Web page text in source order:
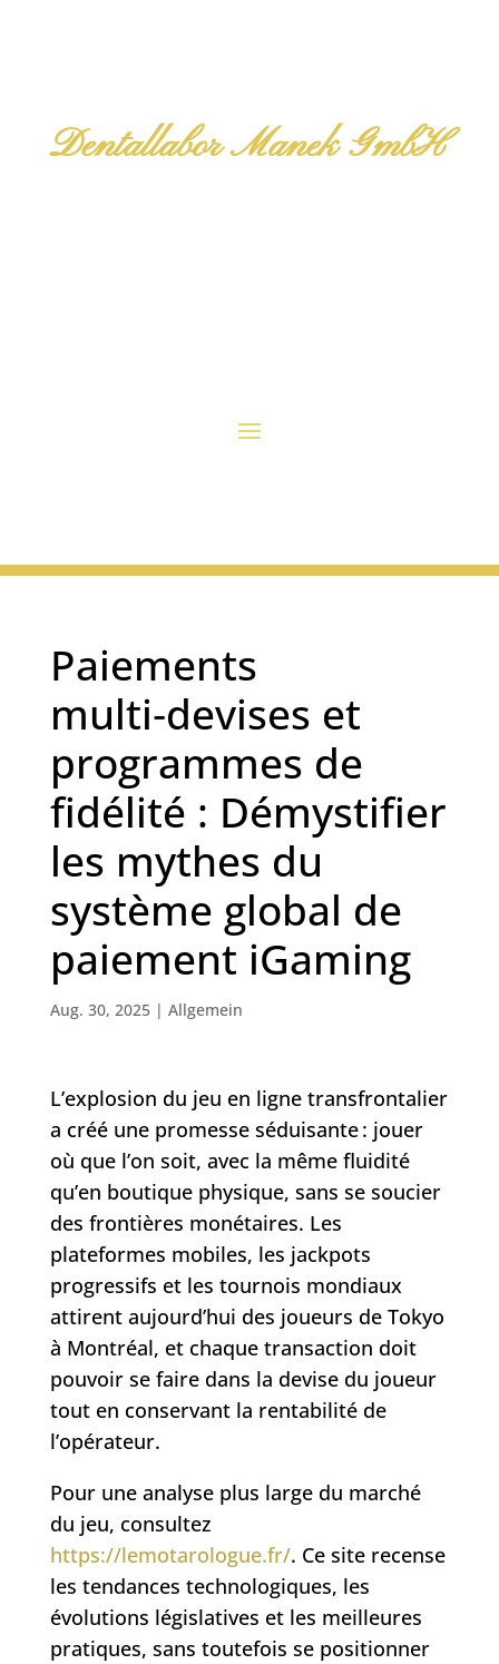
Dentallabor Manek GmbH
Paiements
multi‑devises et
programmes de
fidélité : Démystifier
les mythes du
système global de
paiement iGaming
Aug. 30, 2025| Allgemein
L’explosion du jeu en ligne transfrontalier
a créé une promesse séduisante : jouer
où que l’on soit, avec la même fluidité
qu’en boutique physique, sans se soucier
des frontières monétaires. Les
plateformes mobiles, les jackpots
progressifs et les tournois mondiaux
attirent aujourd’hui des joueurs de Tokyo
à Montréal, et chaque transaction doit
pouvoir se faire dans la devise du joueur
tout en conservant la rentabilité de
l’opérateur.
Pour une analyse plus large du marché
du jeu, consultez
https://lemotarologue.fr/. Ce site recense
les tendances technologiques, les
évolutions législatives et les meilleures
pratiques, sans toutefois se positionner